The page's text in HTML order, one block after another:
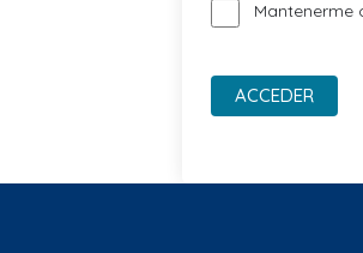
Mantenerme
ACCEDER